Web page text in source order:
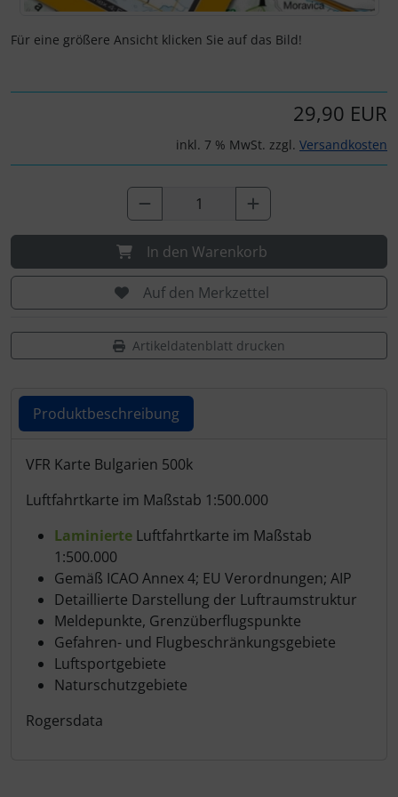
Für eine größere Ansicht klicken Sie auf das Bild!
29,90 EUR
inkl. 7 % MwSt. zzgl. Versandkosten
In den Warenkorb
Auf den Merkzettel
Artikeldatenblatt drucken
Produktbeschreibung
Produktbeschreibung
VFR Karte Bulgarien 500k
Luftfahrtkarte im Maßstab 1:500.000
Laminierte Luftfahrtkarte im Maßstab
1:500.000
Gemäß ICAO Annex 4; EU Verordnungen; AIP
Detaillierte Darstellung der Luftraumstruktur
Meldepunkte, Grenzüberflugspunkte
Gefahren- und Flugbeschränkungsgebiete
Luftsportgebiete
Naturschutzgebiete
Rogersdata
Instrumente
Mückenputzer
Reifen, Schläuche und Co.
Sauerstoff, Gas und Feuer
Schläuche, Verbinder....
Schutztaschen Interieur
Tapes und Tuning
Transponder
Warn- und Schutzfolien
Sonstiges
Schlüsselanhänger
Schmuck
3D Reliefkarten